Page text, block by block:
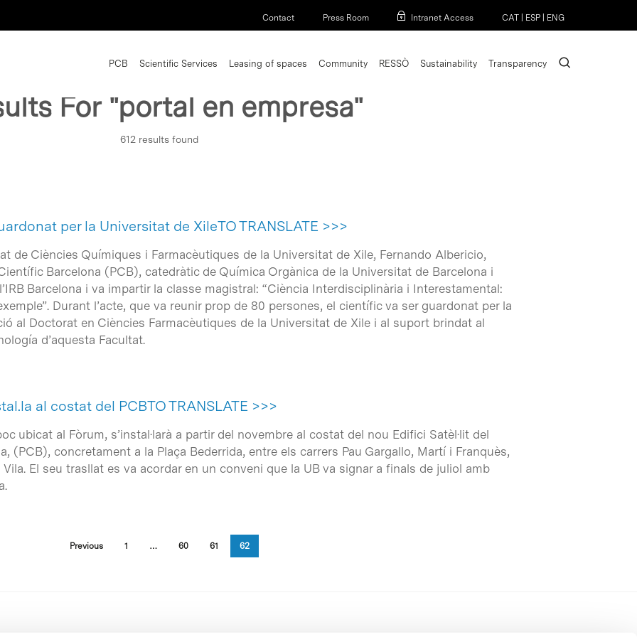
Contact Press Room Intranet Access CAT ESP ENG
PCB Scientific Services Leasing of spaces Community RESSÒ Sustainability Transparency search
For "portal en empresa"
612 results found
per la Universitat de XileTO TRANSLATE >>>
de Ciències Químiques i Farmacèutiques de la Universitat de Xile, Fernando Albericio,
Barcelona (PCB), catedràtic de Química Orgànica de la Universitat de Barcelona i
Barcelona i va impartir la classe magistral: “Ciència Interdisciplinària i Interestamental:
Durant l’acte, que va reunir prop de 80 persones, el científic va ser guardonat per la
al Doctorat en Ciències Farmacèutiques de la Universitat de Xile i al suport brindat al
d’aquesta Facultat.
al costat del PCBTO TRANSLATE >>>
ubicat al Fòrum, s’instal·larà a partir del novembre al costat del nou Edifici Satèl·lit del
(PCB), concretament a la Plaça Bederrida, entre els carrers Pau Gargallo, Martí i Franquès,
Vila. El seu trasllat es va acordar en un conveni que la UB va signar a finals de juliol amb
Previous 1 … 60 61 62